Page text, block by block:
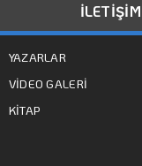
İLETİŞİM
YAZARLAR
VİDEO GALERİ
KİTAP